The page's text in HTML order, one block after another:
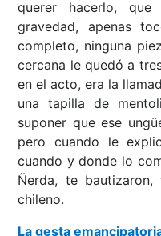
querer hacerlo,
gravedad, apenas
completo, ninguna
cercana le quedó a
en el acto, era la
una tapilla de
suponer que ese
pero cuando le
cuando y donde lo
Ñerda, te
chileno.
La gesta